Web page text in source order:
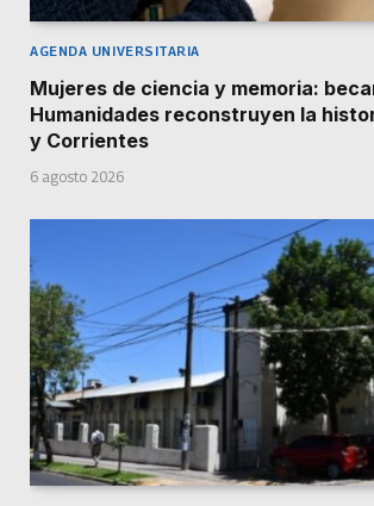
AGENDA UNIVERSITARIA
Mujeres de ciencia y memoria:
Humanidades reconstruyen la
y Corrientes
6 agosto 2026